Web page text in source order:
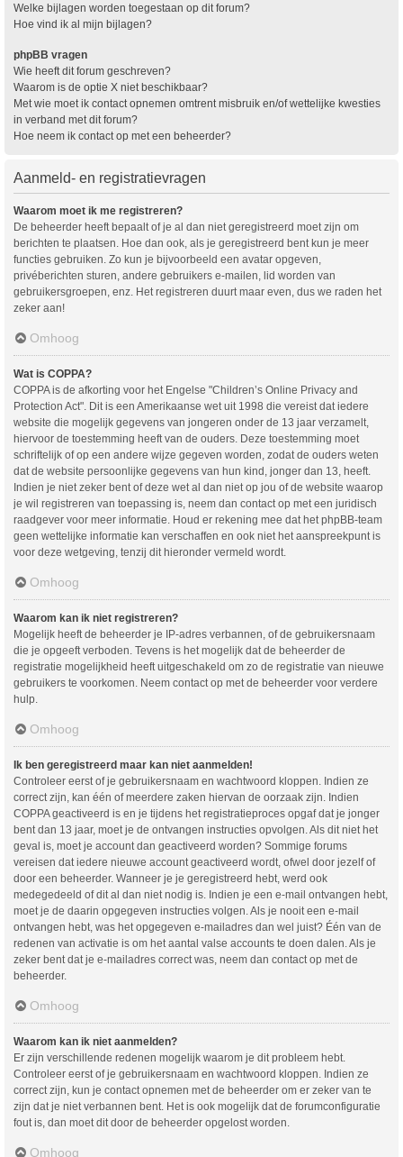
Welke bijlagen worden toegestaan op dit forum?
Hoe vind ik al mijn bijlagen?
phpBB vragen
Wie heeft dit forum geschreven?
Waarom is de optie X niet beschikbaar?
Met wie moet ik contact opnemen omtrent misbruik en/of wettelijke kwesties
in verband met dit forum?
Hoe neem ik contact op met een beheerder?
Aanmeld- en registratievragen
Waarom moet ik me registreren?
De beheerder heeft bepaalt of je al dan niet geregistreerd moet zijn om
berichten te plaatsen. Hoe dan ook, als je geregistreerd bent kun je meer
functies gebruiken. Zo kun je bijvoorbeeld een avatar opgeven,
privéberichten sturen, andere gebruikers e-mailen, lid worden van
gebruikersgroepen, enz. Het registreren duurt maar even, dus we raden het
zeker aan!
Omhoog
Wat is COPPA?
COPPA is de afkorting voor het Engelse "Children’s Online Privacy and
Protection Act". Dit is een Amerikaanse wet uit 1998 die vereist dat iedere
website die mogelijk gegevens van jongeren onder de 13 jaar verzamelt,
hiervoor de toestemming heeft van de ouders. Deze toestemming moet
schriftelijk of op een andere wijze gegeven worden, zodat de ouders weten
dat de website persoonlijke gegevens van hun kind, jonger dan 13, heeft.
Indien je niet zeker bent of deze wet al dan niet op jou of de website waarop
je wil registreren van toepassing is, neem dan contact op met een juridisch
raadgever voor meer informatie. Houd er rekening mee dat het phpBB-team
geen wettelijke informatie kan verschaffen en ook niet het aanspreekpunt is
voor deze wetgeving, tenzij dit hieronder vermeld wordt.
Omhoog
Waarom kan ik niet registreren?
Mogelijk heeft de beheerder je IP-adres verbannen, of de gebruikersnaam
die je opgeeft verboden. Tevens is het mogelijk dat de beheerder de
registratie mogelijkheid heeft uitgeschakeld om zo de registratie van nieuwe
gebruikers te voorkomen. Neem contact op met de beheerder voor verdere
hulp.
Omhoog
Ik ben geregistreerd maar kan niet aanmelden!
Controleer eerst of je gebruikersnaam en wachtwoord kloppen. Indien ze
correct zijn, kan één of meerdere zaken hiervan de oorzaak zijn. Indien
COPPA geactiveerd is en je tijdens het registratieproces opgaf dat je jonger
bent dan 13 jaar, moet je de ontvangen instructies opvolgen. Als dit niet het
geval is, moet je account dan geactiveerd worden? Sommige forums
vereisen dat iedere nieuwe account geactiveerd wordt, ofwel door jezelf of
door een beheerder. Wanneer je je geregistreerd hebt, werd ook
medegedeeld of dit al dan niet nodig is. Indien je een e-mail ontvangen hebt,
moet je de daarin opgegeven instructies volgen. Als je nooit een e-mail
ontvangen hebt, was het opgegeven e-mailadres dan wel juist? Één van de
redenen van activatie is om het aantal valse accounts te doen dalen. Als je
zeker bent dat je e-mailadres correct was, neem dan contact op met de
beheerder.
Omhoog
Waarom kan ik niet aanmelden?
Er zijn verschillende redenen mogelijk waarom je dit probleem hebt.
Controleer eerst of je gebruikersnaam en wachtwoord kloppen. Indien ze
correct zijn, kun je contact opnemen met de beheerder om er zeker van te
zijn dat je niet verbannen bent. Het is ook mogelijk dat de forumconfiguratie
fout is, dan moet dit door de beheerder opgelost worden.
Omhoog